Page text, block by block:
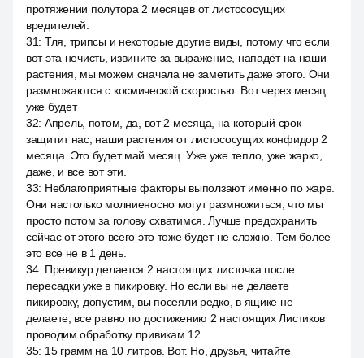
протяжении полутора 2 месяцев от листососущих
вредителей.
31: Тля, трипсы и некоторые другие виды, потому что если
вот эта нечисть, извините за выражение, нападёт на наши
растения, мы можем сначала не заметить даже этого. Они
размножаются с космической скоростью. Вот через месяц
уже будет
32: Апрель, потом, да, вот 2 месяца, на который срок
защитит нас, наши растения от листососущих конфидор 2
месяца. Это будет май месяц. Уже уже тепло, уже жарко,
даже, и все вот эти.
33: Неблагоприятные факторы выползают именно по жаре.
Они настолько молниеносно могут размножиться, что мы
просто потом за голову схватимся. Лучше предохранить
сейчас от этого всего это тоже будет не сложно. Тем более
это все не в 1 день.
34: Превикур делается 2 настоящих листочка после
пересадки уже в пикировку. Но если вы не делаете
пикировку, допустим, вы посеяли редко, в ящике не
делаете, все равно по достижению 2 настоящих Листиков
проводим обработку привикам 12.
35: 15 грамм на 10 литров. Вот. Но, друзья, читайте